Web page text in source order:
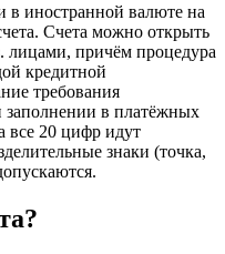
в иностранной валюте на
Счета можно открыть
причём процедура
кредитной
требования
в платёжных
все 20 цифр идут
знаки (точка,